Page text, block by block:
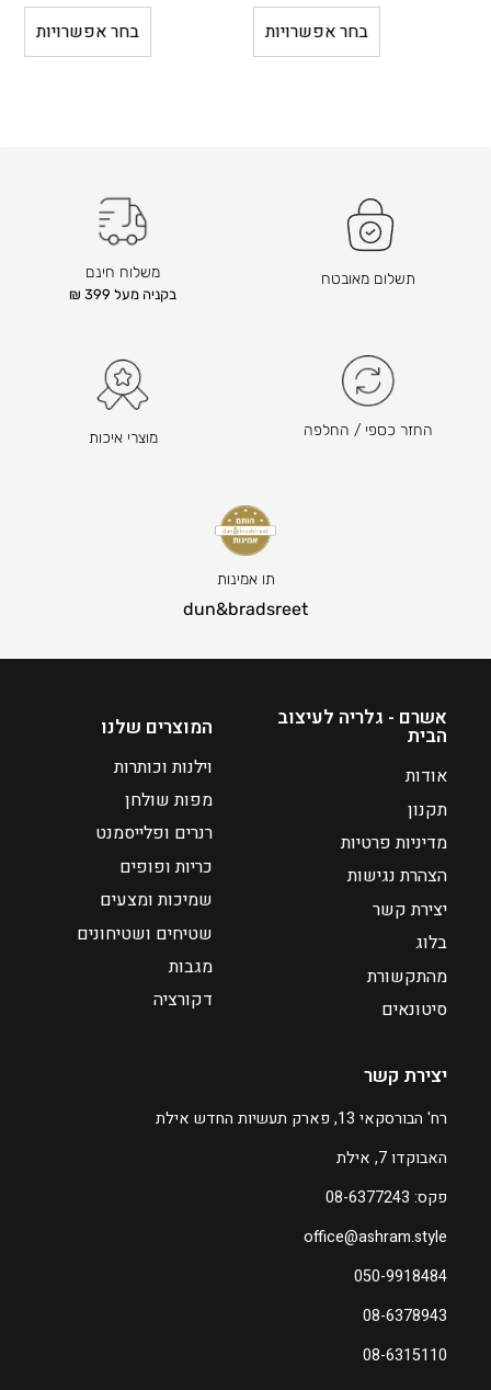
בחר אפשרויות
בחר אפשרויות
תשלום מאובטח משלוח חינם
בקניה מעל 399 ₪
החזר כספי / החלפה מוצרי איכות
תו אמינות
dun&bradsreet
יצירת קשר
רח' הבורסקאי 13, פארק תעשיות החדש אילת
האבוקדו 7, אילת
פקס: 08-6377243
office@ashram.style
050-9918484
08-6378943
08-6315110
המוצרים שלנו
וילנות וכותרות
מפות שולחן
רנרים ופלייסמנט
כריות ופופים
שמיכות ומצעים
שטיחים ושטיחונים
מגבות
דקורציה
אשרם - גלריה לעיצוב
הבית
אודות
תקנון
מדיניות פרטיות
הצהרת נגישות
יצירת קשר
בלוג
מהתקשורת
סיטונאים